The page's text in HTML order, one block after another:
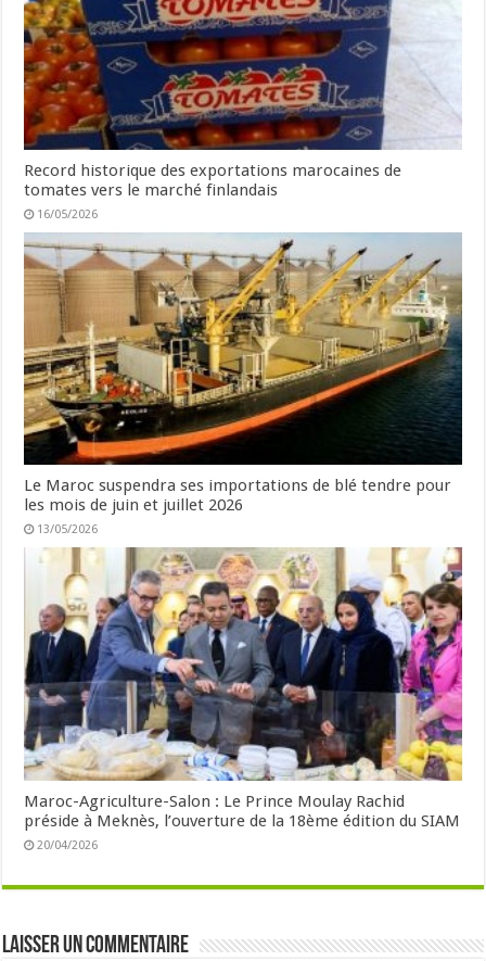
Record historique des exportations marocaines de
tomates vers le marché finlandais
16/05/2026
Le Maroc suspendra ses importations de blé tendre pour
les mois de juin et juillet 2026
13/05/2026
Maroc-Agriculture-Salon : Le Prince Moulay Rachid
préside à Meknès, l’ouverture de la 18ème édition du SIAM
20/04/2026
Laisser un commentaire